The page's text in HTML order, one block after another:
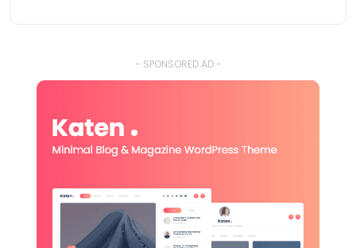
- SPONSORED AD -